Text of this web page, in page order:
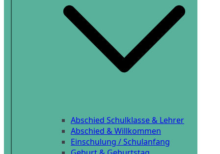
Abschied Schulklasse & Lehrer
Abschied & Willkommen
Einschulung / Schulanfang